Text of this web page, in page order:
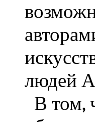
людей
В том,